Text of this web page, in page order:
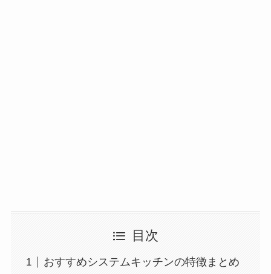
目次
おすすめシステムキッチンの特徴まとめ